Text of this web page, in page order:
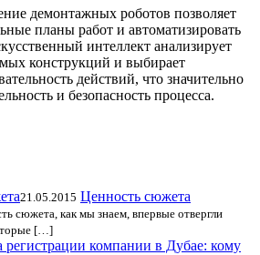
демонтажных роботов позволяет
планы работ и автоматизировать
интеллект анализирует
конструкций и выбирает
действий, что значительно
и безопасность процесса.
21.05.2015 Ценность сюжета
сюжета, как мы знаем, впервые отвергли
[…]